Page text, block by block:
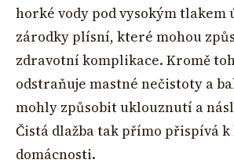
horké vody pod vysokým tlakem
zárodky plísní, které mohou
zdravotní komplikace. Kromě
odstraňuje mastné nečistoty a
mohly způsobit uklouznutí a
Čistá dlažba tak přímo přispívá k
domácnosti.